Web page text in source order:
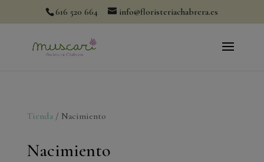
616 520 664 info@floristeriachabrera.es
Tienda/ Nacimiento
Nacimiento
modal-check